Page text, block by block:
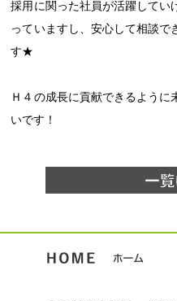
採用に関った社員が活躍してい
っていますし、安心して相談で
す★
Ｈ４の成長に貢献できるよう
いです！